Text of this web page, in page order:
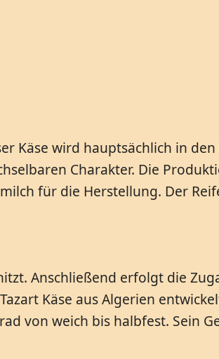
Käse wird hauptsächlich in
Charakter. Die
für die Herstellung. Der
Anschließend erfolgt die
Käse aus Algerien
von weich bis halbfest. Sein